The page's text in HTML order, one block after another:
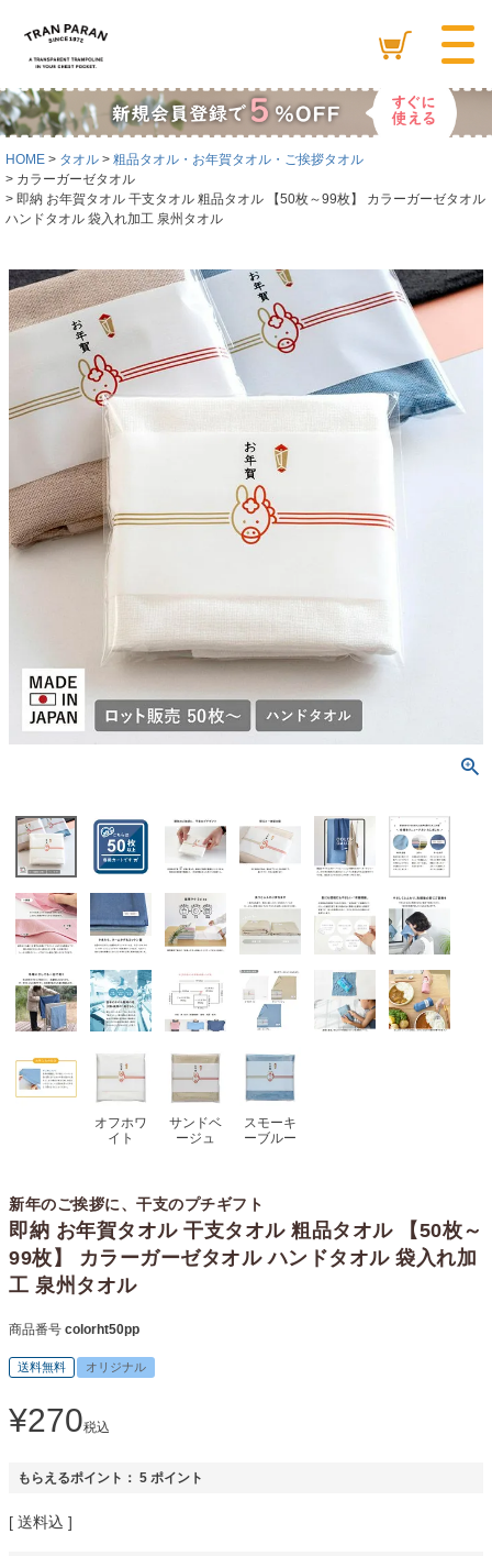
HOME タオル
粗品タオル・お年賀タオル・ご挨拶タオル
カラーガーゼタオル
即納 お年賀タオル 干支タオル 粗品タオル 【50枚～99枚】 カラーガーゼタオル
ハンドタオル 袋入れ加工 泉州タオル
オフホワ
イト
サンドベ
ージュ
スモーキ
ーブルー
新年のご挨拶に、干支のプチギフト
即納 お年賀タオル 干支タオル 粗品タオル 【50枚～
99枚】 カラーガーゼタオル ハンドタオル 袋入れ加
工 泉州タオル
商品番号 colorht50pp
送料無料 オリジナル
¥270税込
もらえるポイント： 5 ポイント
送料込